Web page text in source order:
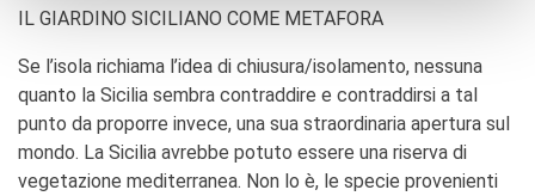
IL GIARDINO SICILIANO COME METAFORA
Se l’isola richiama l’idea di chiusura/isolamento, nessuna
quanto la Sicilia sembra contraddire e contraddirsi a tal
punto da proporre invece, una sua straordinaria apertura sul
mondo. La Sicilia avrebbe potuto essere una riserva di
vegetazione mediterranea. Non lo è, le specie provenienti